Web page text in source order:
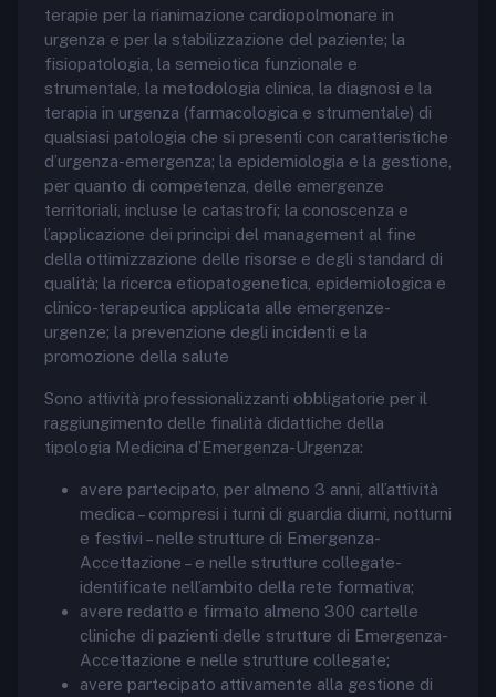
terapie per la rianimazione cardiopolmonare in
urgenza e per la stabilizzazione del paziente; la
fisiopatologia, la semeiotica funzionale e
strumentale, la metodologia clinica, la diagnosi e la
terapia in urgenza (farmacologica e strumentale) di
qualsiasi patologia che si presenti con caratteristiche
d’urgenza-emergenza; la epidemiologia e la gestione,
per quanto di competenza, delle emergenze
territoriali, incluse le catastrofi; la conoscenza e
l’applicazione dei princìpi del management al fine
della ottimizzazione delle risorse e degli standard di
qualità; la ricerca etiopatogenetica, epidemiologica e
clinico-terapeutica applicata alle emergenze-
urgenze; la prevenzione degli incidenti e la
promozione della salute
Sono attività professionalizzanti obbligatorie per il
raggiungimento delle finalità didattiche della
tipologia Medicina d’Emergenza-Urgenza:
avere partecipato, per almeno 3 anni, all’attività
medica – compresi i turni di guardia diurni, notturni
e festivi – nelle strutture di Emergenza-
Accettazione – e nelle strutture collegate-
identificate nell’ambito della rete formativa;
avere redatto e firmato almeno 300 cartelle
cliniche di pazienti delle strutture di Emergenza-
Accettazione e nelle strutture collegate;
avere partecipato attivamente alla gestione di